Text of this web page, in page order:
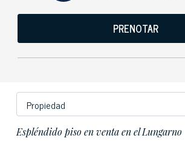
PRENOTAR
Espléndido piso en venta en el Lungarno